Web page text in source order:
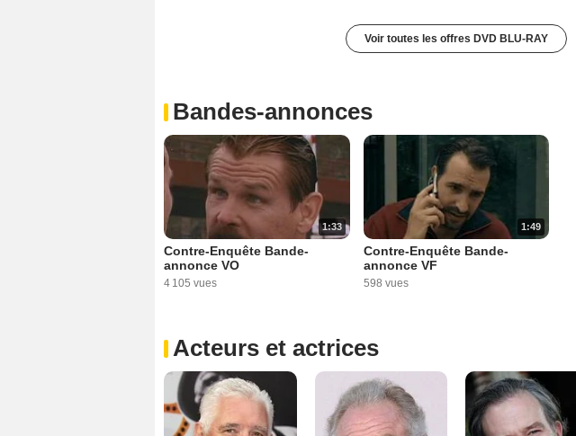
Voir toutes les offres DVD BLU-RAY
Bandes-annonces
1:33
Contre-Enquête Bande-
annonce VO
4 105 vues
1:49
Contre-Enquête Bande-
annonce VF
598 vues
Acteurs et actrices